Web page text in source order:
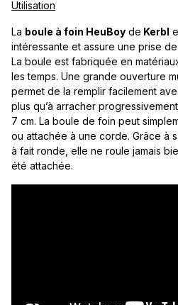
Utilisation
La boule à foin HeuBoy de Kerbl
intéressante et assure une prise
La boule est fabriquée en
les temps. Une grande ouverture
permet de la remplir facilement
plus qu’à arracher
7 cm. La boule de foin peut
ou attachée à une corde. Grâce à
à fait ronde, elle ne roule jamais
été attachée.